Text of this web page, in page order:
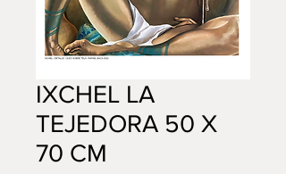
IXCHEL LA
TEJEDORA 50 X
70 CM